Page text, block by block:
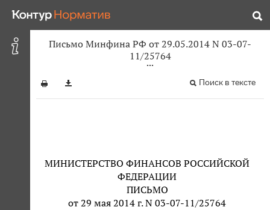
Письмо Минфина РФ от 29.05.2014 N 03-07-
11/25764
Поиск в тексте
МИНИСТЕРСТВО ФИНАНСОВ РОССИЙСКОЙ
ФЕДЕРАЦИИ
ПИСЬМО
от 29 мая 2014 г. N 03-07-11/25764